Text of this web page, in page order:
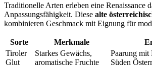
Traditionelle Arten erleben eine Renaissance
Anpassungsfähigkeit. Diese alte
kombinieren Geschmack mit Eignung für
Sorte Merkmale
Tiroler
Glut
Starkes Gewächs,
aromatische Fruchte
Paarung mit
Süden